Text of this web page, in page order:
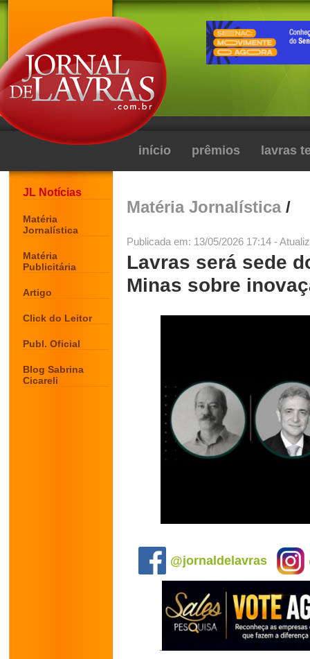
início prêmios lavras
JL Notícias
Matéria
Jornalística
Matéria
Publicitária
Artigo
Click do Leitor
Publ. Oficial
Blog Sabrina
Cicareli
Matéria Jornalística/
Publicada em: 13/05/2026 17:14 -
Lavras será sede
Minas sobre
@jornaldelavras